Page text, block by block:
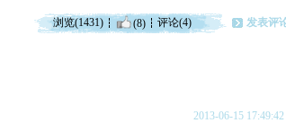
浏览(1431) (8) 评论(4) 发表评
2013-06-15 17:49:42